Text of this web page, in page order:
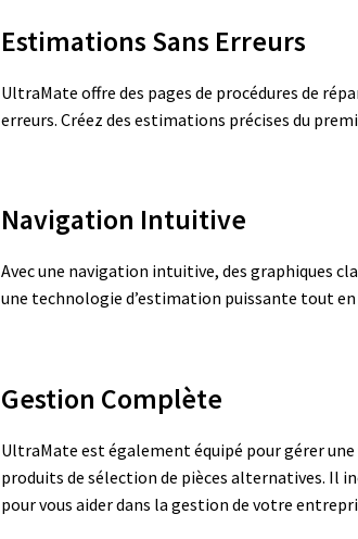
Estimations Sans Erreurs
UltraMate offre des pages de procédures de
erreurs. Créez des estimations précises du
Navigation Intuitive
Avec une navigation intuitive, des graphiques
une technologie d’estimation puissante tout
Gestion Complète
UltraMate est également équipé pour gérer
produits de sélection de pièces alternatives. Il
pour vous aider dans la gestion de votre